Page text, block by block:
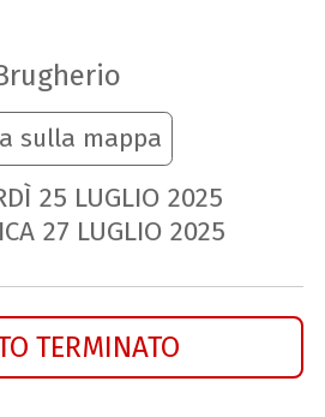
sulla mappa
25 LUGLIO 2025
27 LUGLIO 2025
TERMINATO